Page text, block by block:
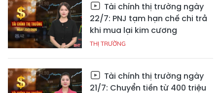
Tài chính thị trường ngày
22/7: PNJ tạm hạn chế chi trả
khi mua lại kim cương
THỊ TRƯỜNG
Tài chính thị trường ngày
21/7: Chuyển tiền từ 400 triệu